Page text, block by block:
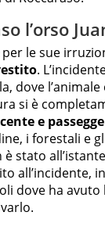
l’orso
le sue
.
dove
si è
e
i forestali e
stato
all’incidente,
dove ha